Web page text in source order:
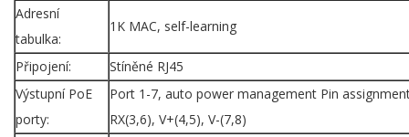
Adresní
tabulka:
1K MAC, self-learning
Připojení:
Stíněné RJ45
Výstupní PoE
porty:
Port 1-7, auto power management Pin
RX(3,6), V+(4,5), V-(7,8)